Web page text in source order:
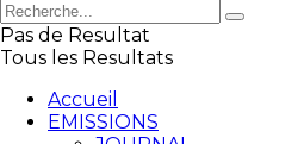
Pas de Resultat
Tous les Resultats
Accueil
EMISSIONS